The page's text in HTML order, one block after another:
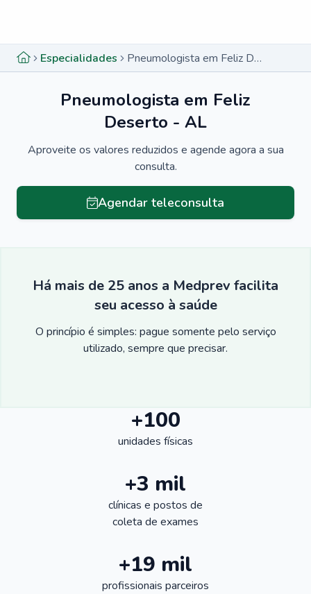
Especialidades Pneumologista em Feliz Deserto - AL
Pneumologista em Feliz
Deserto - AL
Aproveite os valores reduzidos e agende agora a sua
consulta.
Agendar teleconsulta
Há mais de 25 anos a Medprev facilita
seu acesso à saúde
O princípio é simples: pague somente pelo serviço
utilizado, sempre que precisar.
+100
unidades físicas
+3 mil
clínicas e postos de
coleta de exames
+19 mil
profissionais parceiros